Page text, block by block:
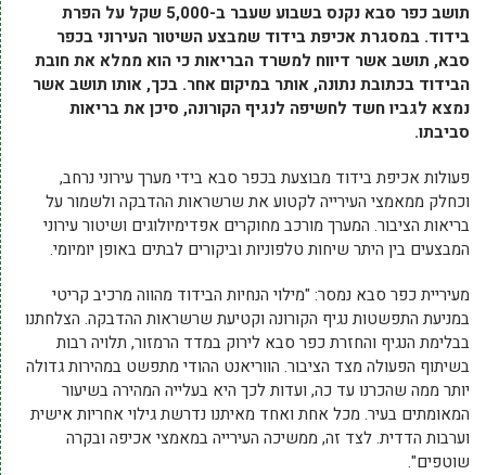
תושב כפר סבא נקנס בשבוע שעבר ב-5,000 שקל על הפרת
בידוד. במסגרת אכיפת בידוד שמבצע השיטור העירוני בכפר
סבא, תושב אשר דיווח למשרד הבריאות כי הוא ממלא את חובת
הבידוד בכתובת נתונה, אותר במיקום אחר. בכך, אותו תושב אשר
נמצא לגביו חשד לחשיפה לנגיף הקורונה, סיכן את בריאות
סביבתו.
פעולות אכיפת בידוד מבוצעת בכפר סבא בידי מערך עירוני נרחב,
וכחלק ממאמצי העירייה לקטוע את שרשראות ההדבקה ולשמור על
בריאות הציבור. המערך מורכב מחוקרים אפדימיולוגים ושיטור עירוני
המבצעים בין היתר שיחות טלפוניות וביקורים לבתים באופן יומיומי.
מעיריית כפר סבא נמסר: "מילוי הנחיות הבידוד מהווה מרכיב קריטי
במניעת התפשטות נגיף הקורונה וקטיעת שרשראות ההדבקה. הצלחתנו
בבלימת הנגיף והחזרת כפר סבא לירוק במדד הרמזור, תלויה רבות
בשיתוף הפעולה מצד הציבור. הווריאנט ההודי מתפשט במהירות גדולה
יותר ממה שהכרנו עד כה, ועדות לכך היא בעלייה המהירה בשיעור
המאומתים בעיר. מכל אחת ואחד מאיתנו נדרשת גילוי אחריות אישית
וערבות הדדית. לצד זה, ממשיכה העירייה במאמצי אכיפה ובקרה
שוטפים".